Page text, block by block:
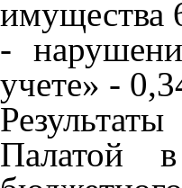
имущества
-
учете» -
Палатой